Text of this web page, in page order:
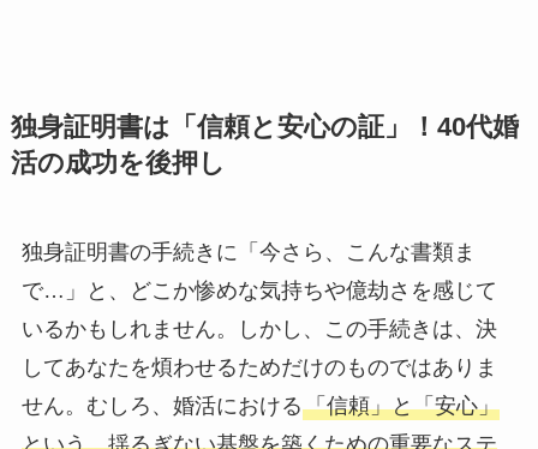
独身証明書は「信頼と安心の証」！40代婚
活の成功を後押し
独身証明書の手続きに「今さら、こんな書類ま
で…」と、どこか惨めな気持ちや億劫さを感じて
いるかもしれません。しかし、この手続きは、決
してあなたを煩わせるためだけのものではありま
せん。むしろ、婚活における「信頼」と「安心」
という、揺るぎない基盤を築くための重要なステ